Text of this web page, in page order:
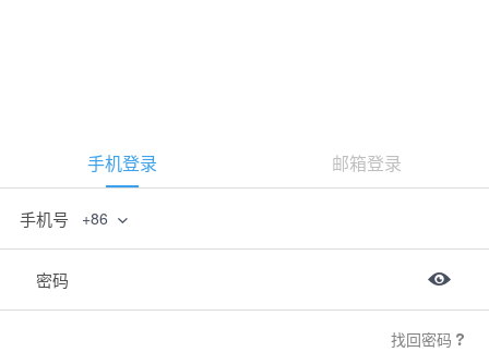
手机登录 邮箱登录
手机号 +86
密码
找回密码